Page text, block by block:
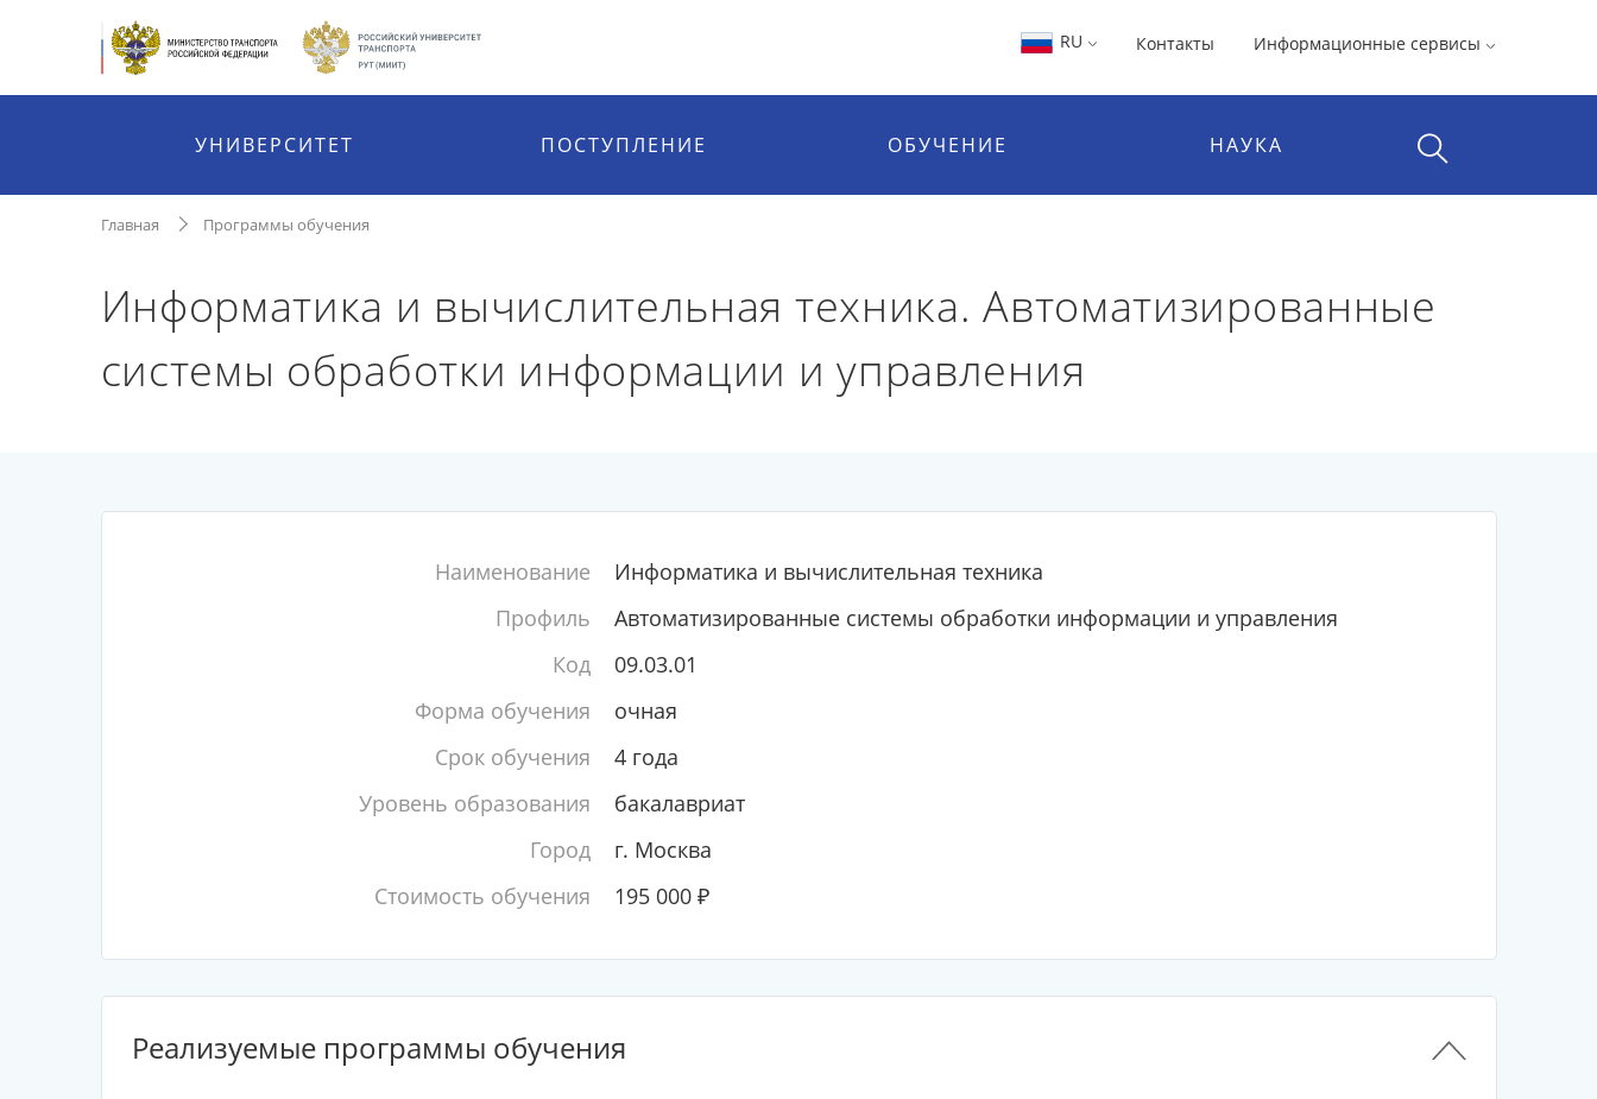
RU Контакты Информационные сервисы
УНИВЕРСИТЕТ ПОСТУПЛЕНИЕ ОБУЧЕНИЕ НАУКА
Главная Программы обучения
Информатика и вычислительная техника. Автоматизированные
системы обработки информации и управления
Наименование
Информатика и вычислительная техника
Профиль
Автоматизированные системы обработки информации и управления
Код
09.03.01
Форма обучения
очная
Срок обучения
4 года
Уровень образования
бакалавриат
Город
г. Москва
Стоимость обучения
195 000 ₽
Реализуемые программы обучения